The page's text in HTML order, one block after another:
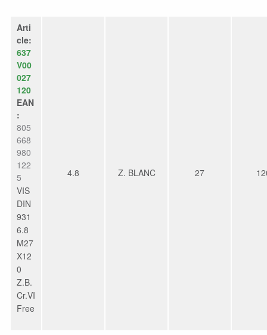
Arti
cle:
637
V00
027
120
EAN
:
805
668
980
122
5
VIS
DIN
931
6.8
M27
X12
0
Z.B.
Cr.VI
Free
4.8 Z. BLANC 27